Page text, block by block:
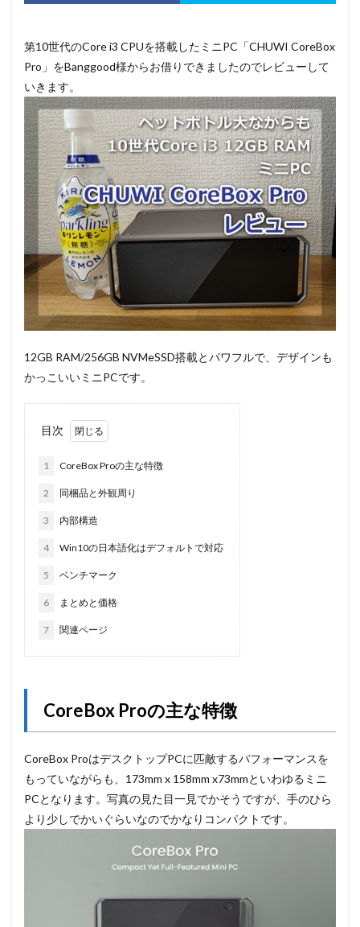
第10世代のCore i3 CPUを搭載したミニPC「CHUWI CoreBox
Pro」をBanggood様からお借りできましたのでレビューして
いきます。
12GB RAM/256GB NVMeSSD搭載とパワフルで、デザインも
かっこいいミニPCです。
目次
1 CoreBox Proの主な特徴
2 同梱品と外観周り
3 内部構造
4 Win10の日本語化はデフォルトで対応
5 ベンチマーク
6 まとめと価格
7 関連ページ
CoreBox Proの主な特徴
CoreBox ProはデスクトップPCに匹敵するパフォーマンスを
もっていながらも、173mm x 158mm x73mmといわゆるミニ
PCとなります。写真の見た目一見でかそうですが、手のひら
より少しでかいぐらいなのでかなりコンパクトです。